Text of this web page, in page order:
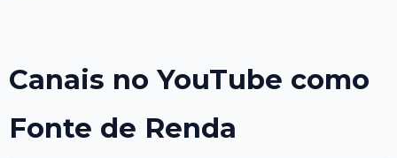
Canais no YouTube como
Fonte de Renda